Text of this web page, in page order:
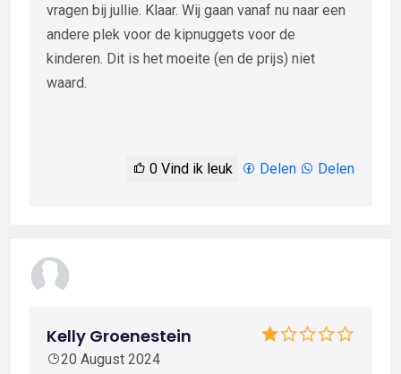
vragen bij jullie. Klaar. Wij gaan vanaf nu naar een
andere plek voor de kipnuggets voor de
kinderen. Dit is het moeite (en de prijs) niet
waard.
0 Vind ik leuk Delen Delen
Kelly Groenestein
20 August 2024